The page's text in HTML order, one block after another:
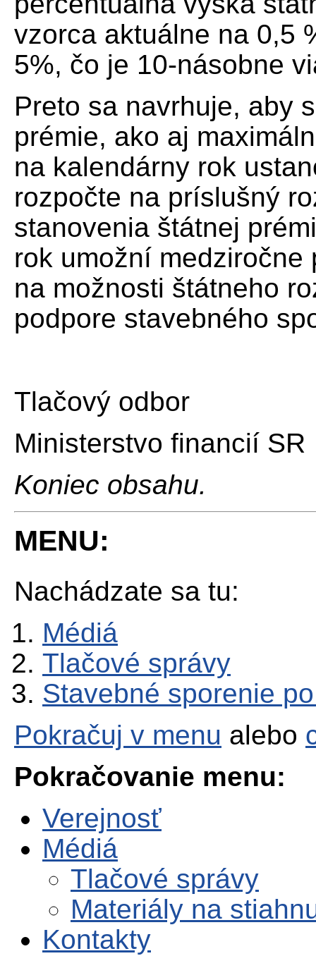
vzorca aktuálne na 0,5
5%, čo je 10-násobne
Preto sa navrhuje, aby
prémie, ako aj
na kalendárny rok
rozpočte na príslušný
stanovenia štátnej
rok umožní
na možnosti štátneho
podpore stavebného
Tlačový odbor
Ministerstvo financií SR
Koniec obsahu.
MENU:
Nachádzate sa tu:
Médiá
Tlačové správy
Stavebné sporenie
Pokračuj v menu alebo
Pokračovanie menu:
Verejnosť
Médiá
Tlačové správy
Materiály na
Kontakty